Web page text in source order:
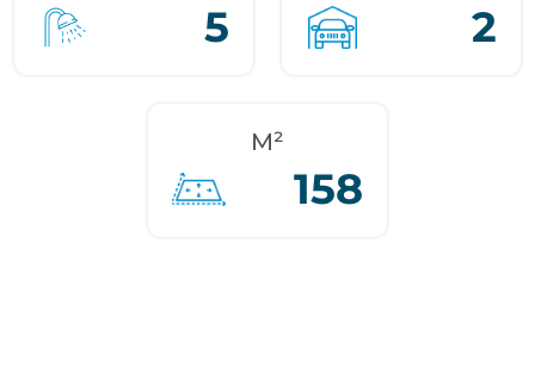
5 2
M²
158